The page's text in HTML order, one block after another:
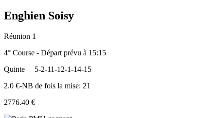
Enghien Soisy
Réunion 1
4° Course - Départ prévu à 15:15
Quinte
5-2-11-12-1-14-15
2.0 €-NB de fois la mise: 21
2776.40 €